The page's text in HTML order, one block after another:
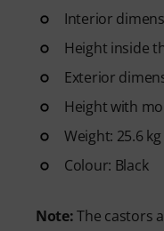
Interior
Height inside
Exterior
Height with
Weight: 25.6 kg
Colour: Black
Note:The castors